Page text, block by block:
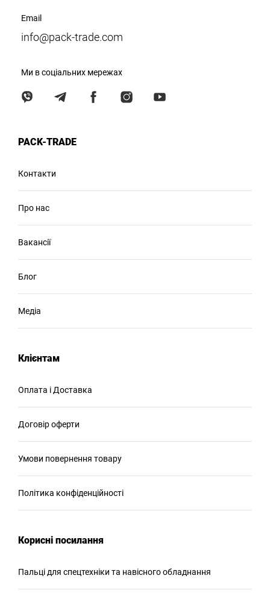
Email
info@pack-trade.com
Ми в соціальних мережах
PACK-TRADE
Контакти
Про нас
Вакансії
Блог
Медіа
Клієнтам
Оплата і Доставка
Договір оферти
Умови повернення товару
Політика конфіденційності
Корисні посилання
Пальці для спецтехніки та навісного обладнання